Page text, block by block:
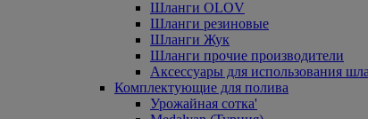
Шланги OLOV
Шланги резиновые
Шланги Жук
Шланги прочие производители
Аксессуары для использования
Комплектующие для полива
Урожайная сотка'